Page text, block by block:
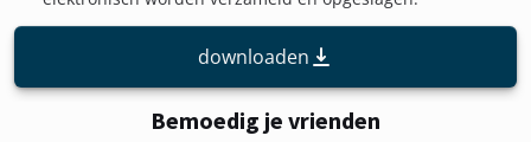
downloaden
Bemoedig je vrienden